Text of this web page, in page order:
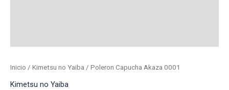
Inicio / Kimetsu no Yaiba / Poleron Capucha Akaza 0001
Kimetsu no Yaiba